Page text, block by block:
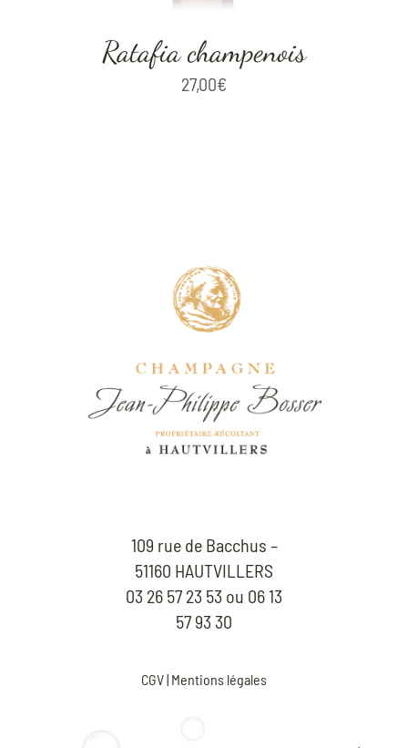
Ratafia champenois
27,00€
109 rue de Bacchus –
51160 HAUTVILLERS
03 26 57 23 53 ou 06 13
57 93 30
CGV| Mentions légales